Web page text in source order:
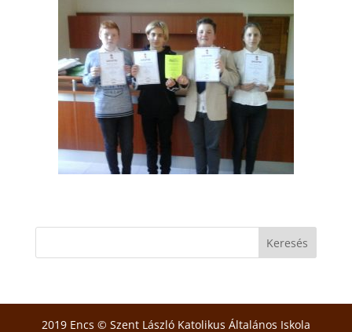
2019 Encs © Szent László Katolikus Általános Iskola